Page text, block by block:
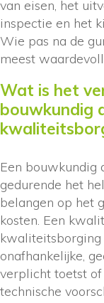
van eisen, het
inspectie en het
Wie pas na de
meest
Wat is het
bouwkundig
Een bouwkundig
gedurende het
belangen op het
kosten. Een
onafhankelijke,
verplicht toetst
technische